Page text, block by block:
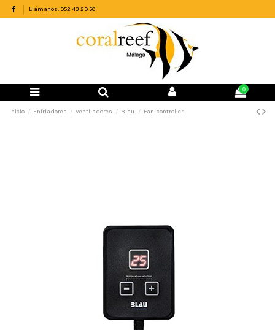
Llámanos: 952 43 29 50
0
Inicio Enfriadores Ventiladores Blau Fan-controller